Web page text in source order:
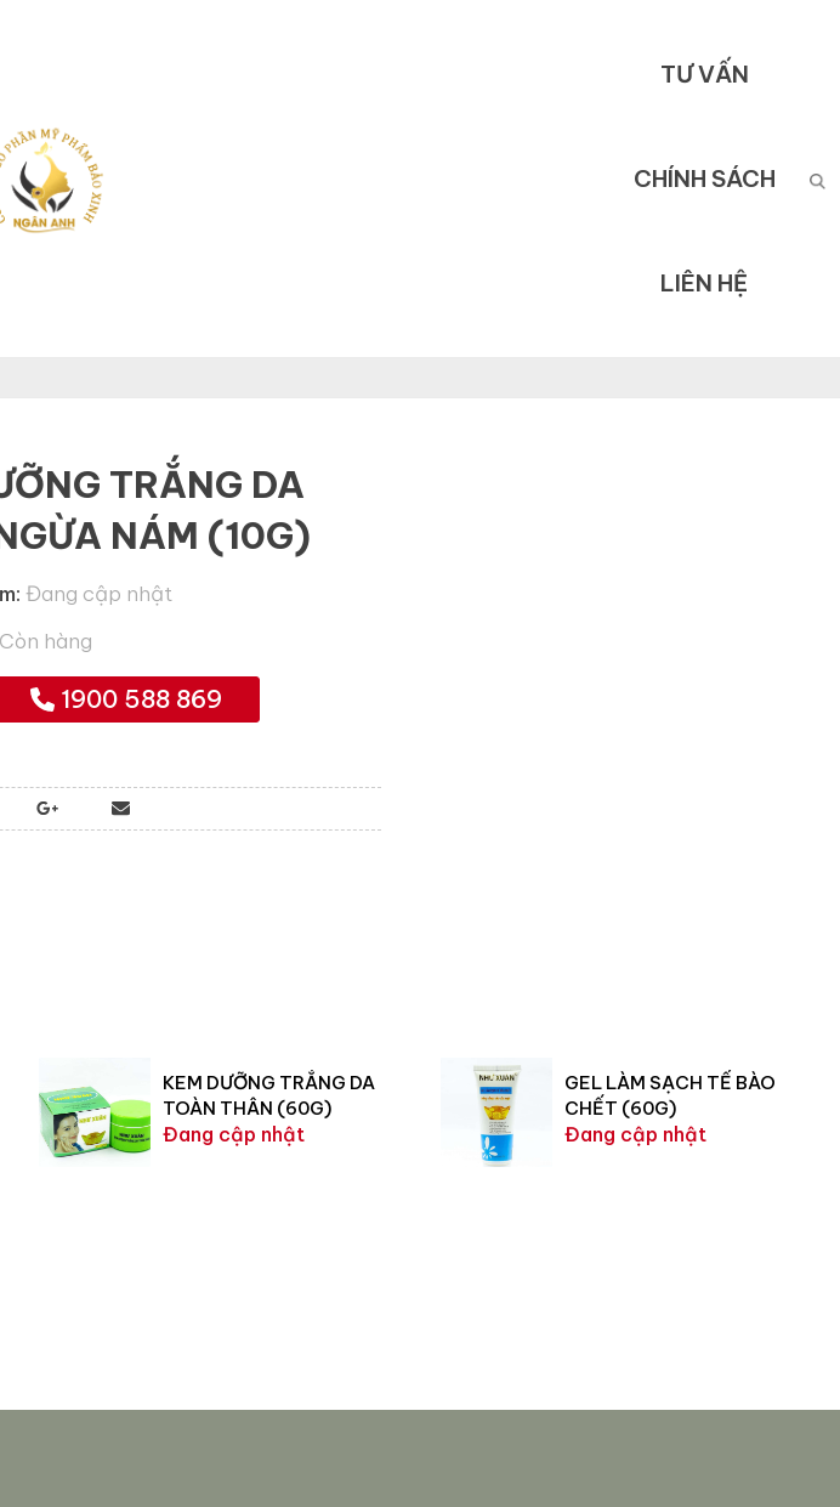
TƯ VẤN
CHÍNH SÁCH
LIÊN HỆ
TRẮNG DA
NÁM (10G)
Đang cập nhật
Còn hàng
1900 588 869
KEM DƯỠNG TRẮNG DA
TOÀN THÂN (60G)
Đang cập nhật
GEL LÀM SẠCH TẾ BÀO
CHẾT (60G)
Đang cập nhật